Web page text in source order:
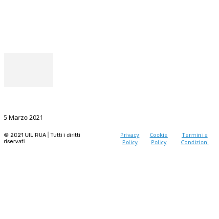
5 Marzo 2021
© 2021 UIL RUA | Tutti i diritti
riservati.
Privacy
Policy
Cookie
Policy
Termini e
Condizioni